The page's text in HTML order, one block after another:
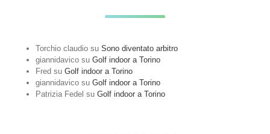
Torchio claudio suSono diventato arbitro
giannidavico suGolf indoor a Torino
Fred suGolf indoor a Torino
giannidavico suGolf indoor a Torino
Patrizia Fedel suGolf indoor a Torino